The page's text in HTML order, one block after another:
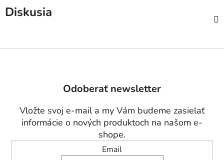
Diskusia
Odoberať newsletter
Vložte svoj e-mail a my Vám budeme zasielať
informácie o nových produktoch na našom e-
shope.
Email